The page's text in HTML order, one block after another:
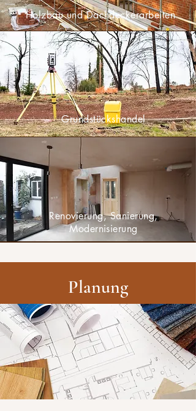
Holzbau und Dachdeckerarbeiten
Grundstückshandel
Renovierung, Sanierung,
Modernisierung
Planung